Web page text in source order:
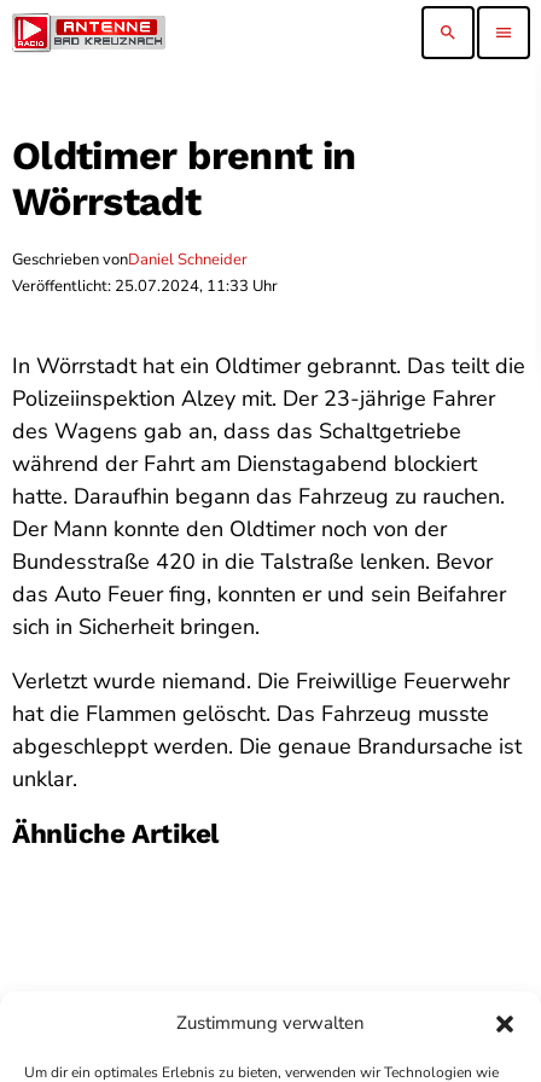
Zustimmung verwalten
Um dir ein optimales Erlebnis zu bieten, verwenden wir Technologien wie
search menu
Oldtimer brennt in
Wörrstadt
Geschrieben vonDaniel Schneider
Veröffentlicht: 25.07.2024, 11:33 Uhr
In Wörrstadt hat ein Oldtimer gebrannt. Das teilt die
Polizeiinspektion Alzey mit. Der 23-jährige Fahrer
des Wagens gab an, dass das Schaltgetriebe
während der Fahrt am Dienstagabend blockiert
hatte. Daraufhin begann das Fahrzeug zu rauchen.
Der Mann konnte den Oldtimer noch von der
Bundesstraße 420 in die Talstraße lenken. Bevor
das Auto Feuer fing, konnten er und sein Beifahrer
sich in Sicherheit bringen.
Verletzt wurde niemand. Die Freiwillige Feuerwehr
hat die Flammen gelöscht. Das Fahrzeug musste
abgeschleppt werden. Die genaue Brandursache ist
unklar.
Ähnliche Artikel